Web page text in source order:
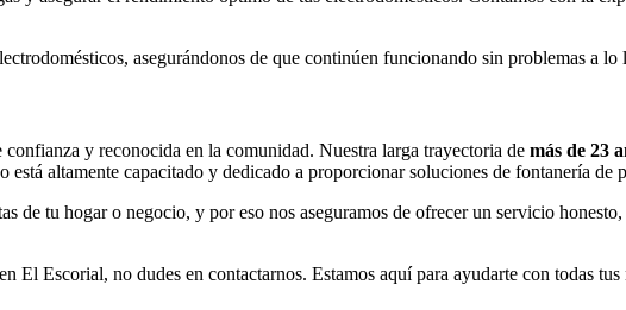
asegurándonos de que continúen funcionando sin problemas a lo
y reconocida en la comunidad. Nuestra larga trayectoria de más de 23
altamente capacitado y dedicado a proporcionar soluciones de fontanería de
de tu hogar o negocio, y por eso nos aseguramos de ofrecer un servicio
El Escorial, no dudes en contactarnos. Estamos aquí para ayudarte con todas